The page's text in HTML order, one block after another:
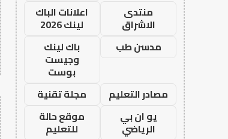
منتدى
الاشراق
اعلانات الباك
لينك 2026
مدسن طب
باك لينك
وجيست
بوست
مصادر التعليم
مجلة تقنية
يو ان بي
الرياضي
موقع حالة
للتعليم